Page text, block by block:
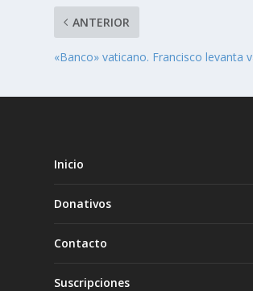
ANTERIOR
«Banco» vaticano. Francisco levanta
Inicio
Donativos
Contacto
Suscripciones